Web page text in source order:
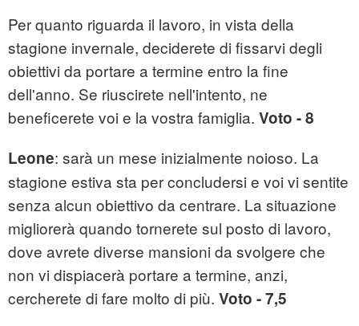
Per quanto riguarda il lavoro, in vista della
stagione invernale, deciderete di fissarvi degli
obiettivi da portare a termine entro la fine
dell'anno. Se riuscirete nell'intento, ne
beneficerete voi e la vostra famiglia. Voto - 8
Leone: sarà un mese inizialmente noioso. La
stagione estiva sta per concludersi e voi vi sentite
senza alcun obiettivo da centrare. La situazione
migliorerà quando tornerete sul posto di lavoro,
dove avrete diverse mansioni da svolgere che
non vi dispiacerà portare a termine, anzi,
cercherete di fare molto di più. Voto - 7,5